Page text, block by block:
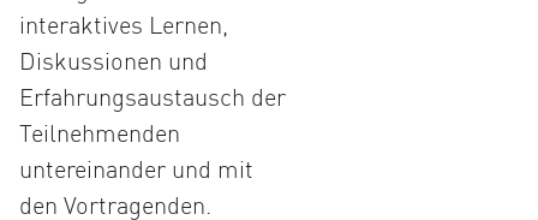
interaktives Lernen,
Diskussionen und
Erfahrungsaustausch der
Teilnehmenden
untereinander und mit
den Vortragenden.